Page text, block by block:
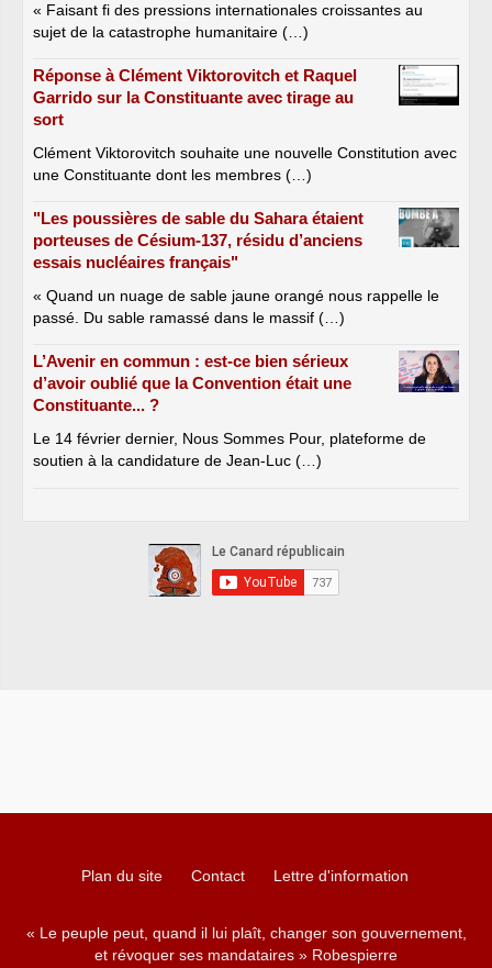
« Faisant fi des pressions internationales croissantes au
sujet de la catastrophe humanitaire (…)
Réponse à Clément Viktorovitch et Raquel
Garrido sur la Constituante avec tirage au
sort
Clément Viktorovitch souhaite une nouvelle Constitution avec
une Constituante dont les membres (…)
"Les poussières de sable du Sahara étaient
porteuses de Césium-137, résidu d’anciens
essais nucléaires français"
« Quand un nuage de sable jaune orangé nous rappelle le
passé. Du sable ramassé dans le massif (…)
L’Avenir en commun : est-ce bien sérieux
d’avoir oublié que la Convention était une
Constituante... ?
Le 14 février dernier, Nous Sommes Pour, plateforme de
soutien à la candidature de Jean-Luc (…)
Plan du site Contact Lettre d'information
« Le peuple peut, quand il lui plaît, changer son gouvernement,
et révoquer ses mandataires » Robespierre